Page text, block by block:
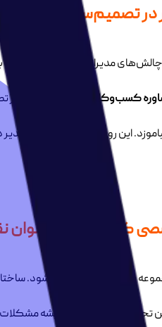
تصمیم‌سازی
مدیران، نه کمبود
کسب‌وکار معصومی، تمرکز
این رویکرد باعث می‌شود
کسب‌وکار به‌عنوان
بدون تحلیل آغاز نمی‌شود.
تحلیل کمک می‌کند ریشه مشکلات